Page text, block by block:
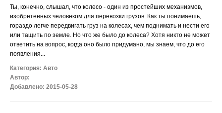
Ты, конечно, слышал, что колесо - один из простейших механизмов,
изобретенных человеком для перевозки грузов. Как ты понимаешь,
гораздо легче передвигать груз на колесах, чем поднимать и нести его
или тащить по земле. Но что же было до колеса? Хотя никто не может
ответить на вопрос, когда оно было придумано, мы знаем, что до его
появления...
Категория: Авто
Автор:
Добавлено: 2015-05-28